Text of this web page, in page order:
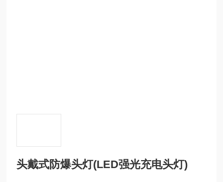
头戴式防爆头灯(LED强光充电头灯)